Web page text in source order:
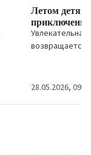
Летом детям
Увлекательная
28.05.2026, 09:20